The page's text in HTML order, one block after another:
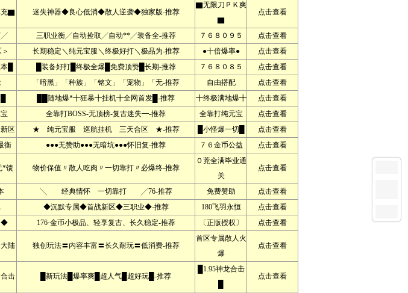
充▇ 迷失神器◆良心低消◆散人逆袭◆独家版-推荐
▇无限刀ＰＫ爽
▇
点击查看
╱ 三职业衡╱自动捡取╱自动**╱装备全-推荐 ７６８０９５
点击查看
长期稳定＼纯元宝服＼终极好打＼极品为-推荐 ●十倍爆率●
点击查看
█ █装备好打█终极全爆█免费顶赞█长期-推荐 ７６８０８５
点击查看
「暗黑」「种族」「铭文」「宠物」「无-推荐 自由搭配
点击查看
██随地爆*╋狂暴╋挂机╋全网首发█-推荐 ╋终极满地爆╋
点击查看
全靠打BOSS-无顶榜-复古迷失━-推荐 全靠打纯元宝
点击查看
区 ★ 纯元宝服 巡航挂机 三天合区 ★-推荐 █小怪爆一切█
点击查看
衡 ●●●无赞助●●●无暗坑●●●怀旧复-推荐 ７６金币公益 点击查看
*馈 物价保值〃散人吃肉〃一切靠打〃必爆终-推荐
０茺全满毕业通
关
点击查看
╲ 经典情怀 一切靠打 ╱76-推荐 免费赞助
点击查看
◆沉默专属◆首战新区◆三职业◆-推荐 180飞羽永恒
点击查看
◆ 176·金币小极品、轻享复古、长久稳定-推荐 〔正版授权〕 点击查看
陆 独创玩法〓内容丰富〓长久耐玩〓低消费-推荐
首区专属散人火
爆
点击查看
击 █新玩法█爆率爽█超人气█超好玩█-推荐
█1.95神龙合击
点击查看